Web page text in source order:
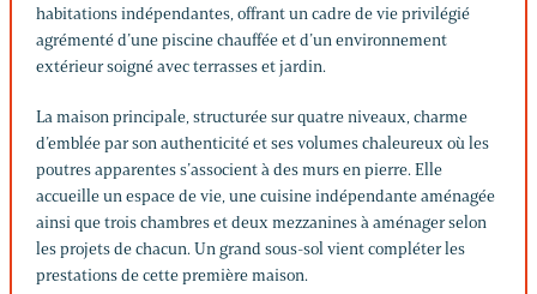
habitations indépendantes, offrant un cadre de vie privilégié
agrémenté d’une piscine chauffée et d’un environnement
extérieur soigné avec terrasses et jardin.
La maison principale, structurée sur quatre niveaux, charme
d’emblée par son authenticité et ses volumes chaleureux où les
poutres apparentes s’associent à des murs en pierre. Elle
accueille un espace de vie, une cuisine indépendante aménagée
ainsi que trois chambres et deux mezzanines à aménager selon
les projets de chacun. Un grand sous-sol vient compléter les
prestations de cette première maison.